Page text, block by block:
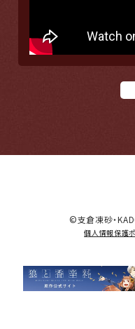
©支倉凍砂・
個人情報保護